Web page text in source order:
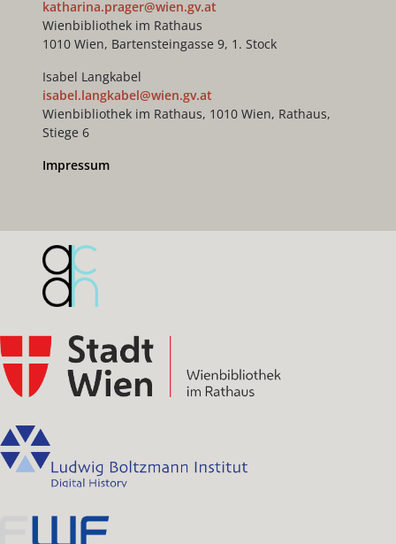
katharina.prager@wien.gv.at
Wienbibliothek im Rathaus
1010 Wien, Bartensteingasse 9, 1. Stock
Isabel Langkabel
isabel.langkabel@wien.gv.at
Wienbibliothek im Rathaus, 1010 Wien, Rathaus,
Stiege 6
Impressum